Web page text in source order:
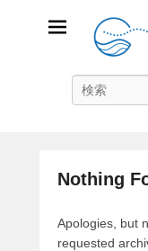
ビーチスポ
Nothing
Apologies, but
requested